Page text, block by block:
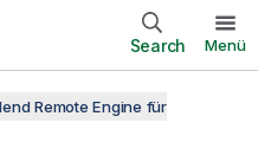
Search Menü
Remote Engine für